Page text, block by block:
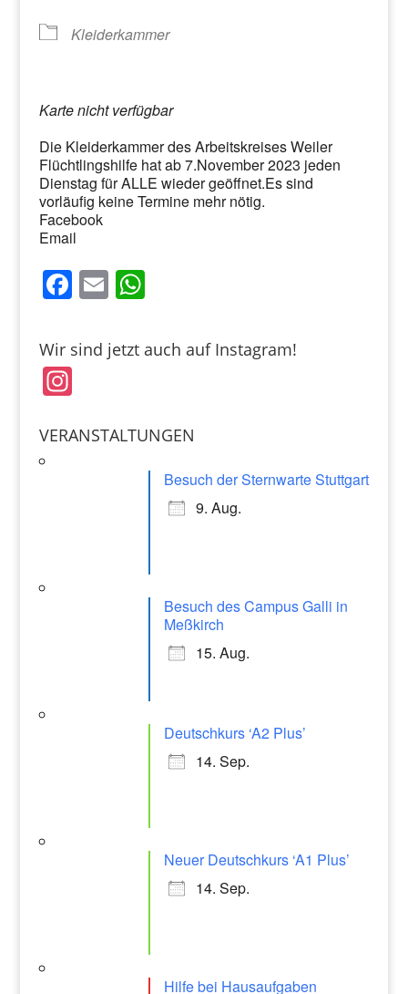
Kleiderkammer
Karte nicht verfügbar
Die Kleiderkammer des Arbeitskreises Weiler
Flüchtlingshilfe hat ab 7.November 2023 jeden
Dienstag für ALLE wieder geöffnet.Es sind
vorläufig keine Termine mehr nötig.
Facebook
Email
F
c
e
b
o
E
ai
l
W
at
p
Wir sind jetzt auch auf Instagram!
In
a
VERANSTALTUNGEN
Besuch der Sternwarte Stuttgart
9. Aug.
Besuch des Campus Galli in
Meßkirch
15. Aug.
Deutschkurs ‘A2 Plus’
14. Sep.
Neuer Deutschkurs ‘A1 Plus’
14. Sep.
Hilfe bei Hausaufgaben